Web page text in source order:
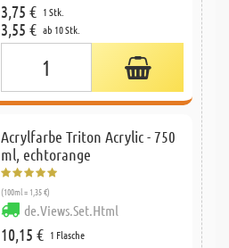
3,75 € 1 Stk.
3,55 € ab 10 Stk.
Acrylfarbe Triton Acrylic - 750
ml, echtorange
(100ml = 1,35 €)
de.Views.Set.Html
10,15 € 1 Flasche